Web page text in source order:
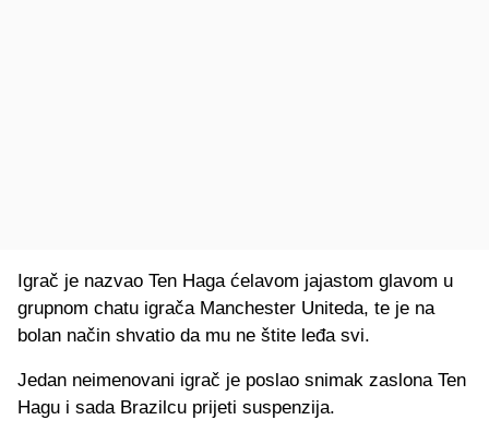
Igrač je nazvao Ten Haga ćelavom jajastom glavom u
grupnom chatu igrača Manchester Uniteda, te je na
bolan način shvatio da mu ne štite leđa svi.
Jedan neimenovani igrač je poslao snimak zaslona Ten
Hagu i sada Brazilcu prijeti suspenzija.